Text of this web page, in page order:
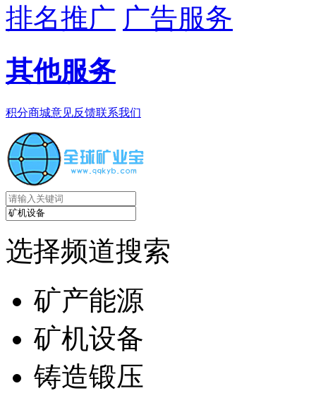
排名推广 广告服务
其他服务
积分商城意见反馈联系我们
选择频道搜索
矿产能源
矿机设备
铸造锻压